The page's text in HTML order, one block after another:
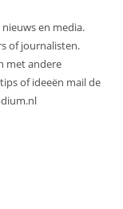
en media.
of journalisten.
met andere
of ideeën mail de